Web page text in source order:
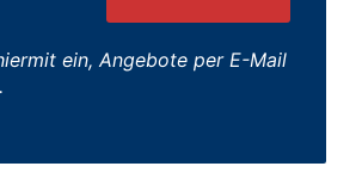
ein, Angebote per E-Mail